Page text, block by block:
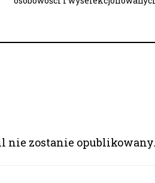
nie zostanie opublikowany.